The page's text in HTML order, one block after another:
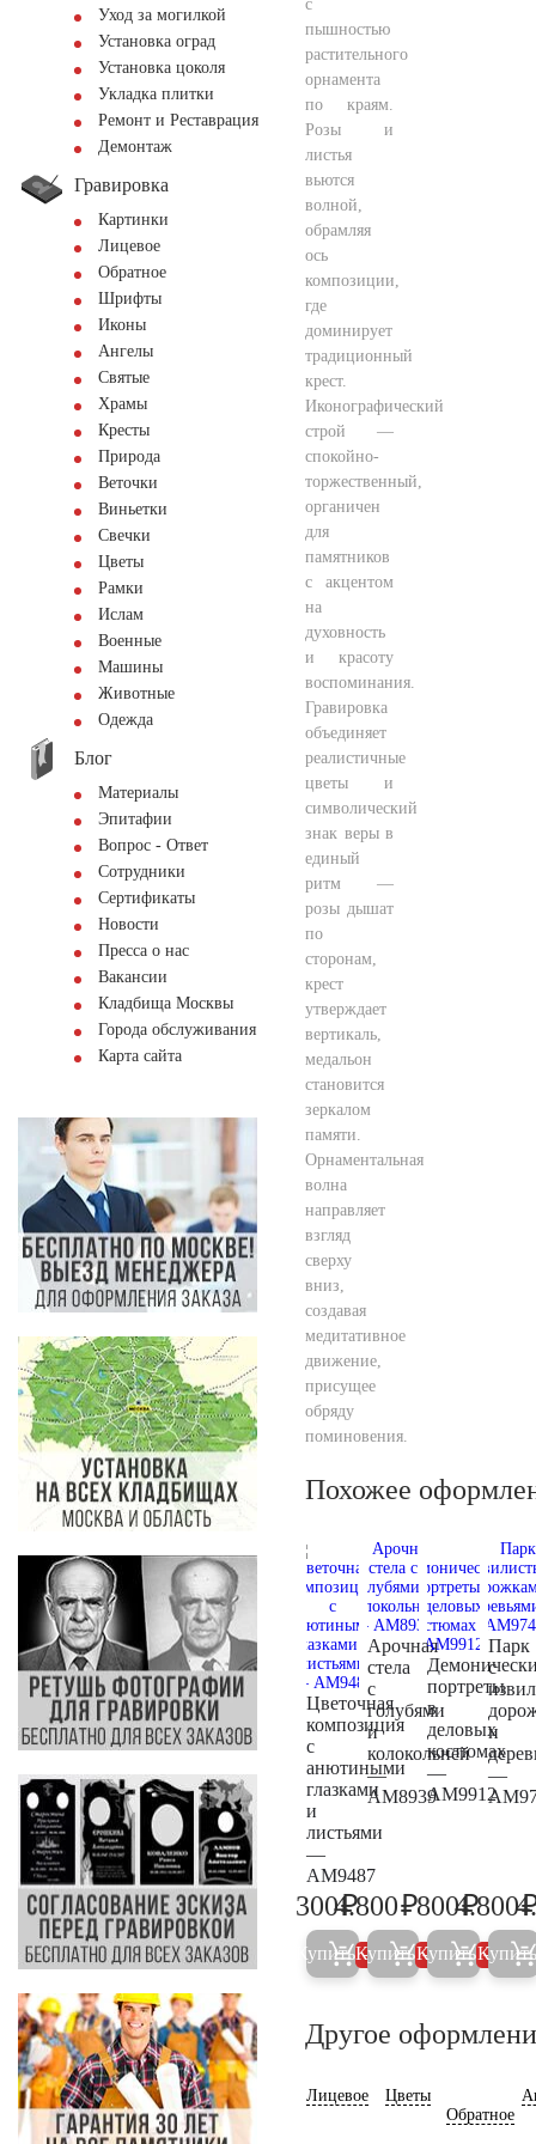
Уход за могилкой
Установка оград
Установка цоколя
Укладка плитки
Ремонт и Реставрация
Демонтаж
Гравировка
Картинки
Лицевое
Обратное
Шрифты
Иконы
Ангелы
Святые
Храмы
Кресты
Природа
Веточки
Виньетки
Свечки
Цветы
Рамки
Ислам
Военные
Машины
Животные
Одежда
Блог
Материалы
Эпитафии
Вопрос - Ответ
Сотрудники
Сертификаты
Новости
Пресса о нас
Вакансии
Кладбища Москвы
Города обслуживания
Карта сайта
с
пышностью
растительного
орнамента
по краям.
Розы и
листья
вьются
волной,
обрамляя
ось
композиции,
где
доминирует
традиционный
крест.
Иконографический
строй —
спокойно-
торжественный,
органичен
для
памятников
с акцентом
на
духовность
и красоту
воспоминания.
Гравировка
объединяет
реалистичные
цветы и
символический
знак веры в
единый
ритм —
розы дышат
по
сторонам,
крест
утверждает
вертикаль,
медальон
становится
зеркалом
памяти.
Орнаментальная
волна
направляет
взгляд
сверху
вниз,
создавая
медитативное
движение,
присущее
обряду
поминовения.
Похожее
Цветочная
композиция
с
анютиными
глазками
и
листьями
—
AM9487
300
300₽
Купить 5%
Арочная
стела
с
голубями
и
колокольней
—
AM8939
5.000
4.800₽
Купить 5%
портреты
в
деловых
костюмах
—
AM9912
800
800₽
Купить 5%
Парк
с
и
—
4.800
Купить
Другое
Лицевое
Цветы
Обратное